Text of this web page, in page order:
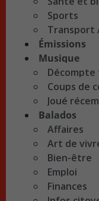
Sports
Transport
Émissions
Musique
Décompte
Coups de
Joué
Balados
Affaires
Art de
Bien-être
Emploi
Finances